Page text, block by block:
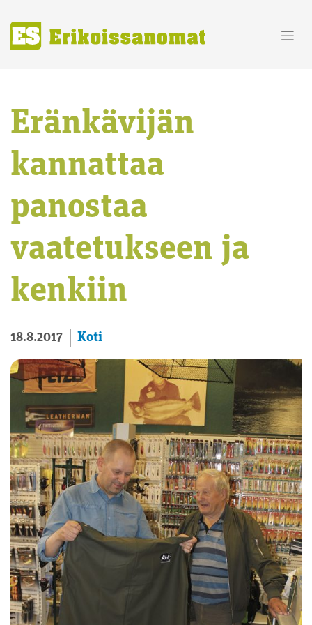
content
Eränkävijän
kannattaa
panostaa
vaatetukseen ja
kenkiin
18.8.2017 Koti